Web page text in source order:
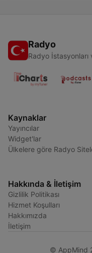
Radyo
Radyo
Kaynaklar
Yayıncılar
Widget'lar
Ülkelere göre Radyo
Hakkında & İletişim
Gizlilik Politikası
Hizmet Koşulları
Hakkımızda
İletişim
© AppMind